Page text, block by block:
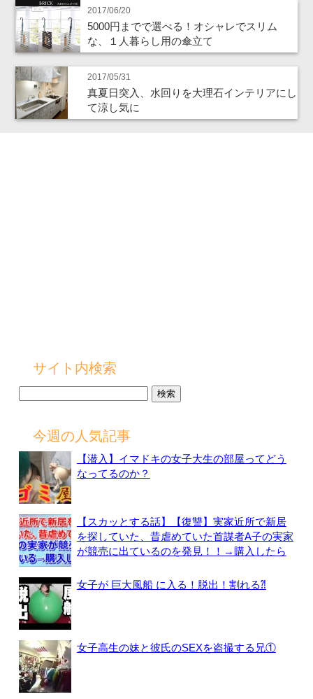
2017/06/20
5000円までで選べる！オシャレでスリム
な、１人暮らし用の傘立て
2017/05/31
真夏日突入、水回りを大理石インテリアにし
て涼し気に
サイト内検索
今週の人気記事
【潜入】イマドキの女子大生の部屋ってどう
なってるのか？
【スカッとする話】【復讐】実家近所で新居
を探していた、昔虐めていた首謀者A子の実家
が競売に出ているのを発見！！→購入したら
女子が 巨大風船 に入る！脱出！割れる⁈
女子高生の妹と彼氏のSEXを盗撮する兄①